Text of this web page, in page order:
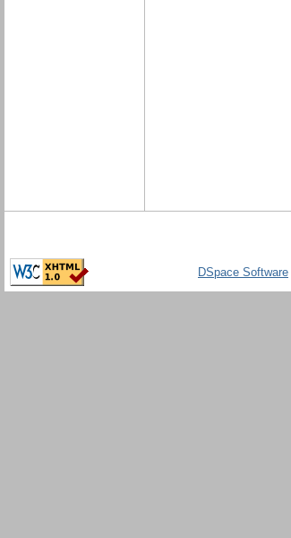
DSpace Software